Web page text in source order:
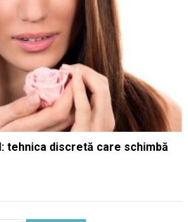
tehnica discretă care schimbă